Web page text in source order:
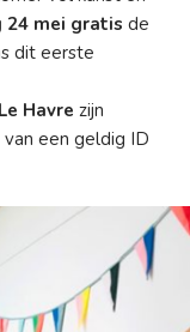
24 mei gratis de
dit eerste
Havre zijn
een geldig ID